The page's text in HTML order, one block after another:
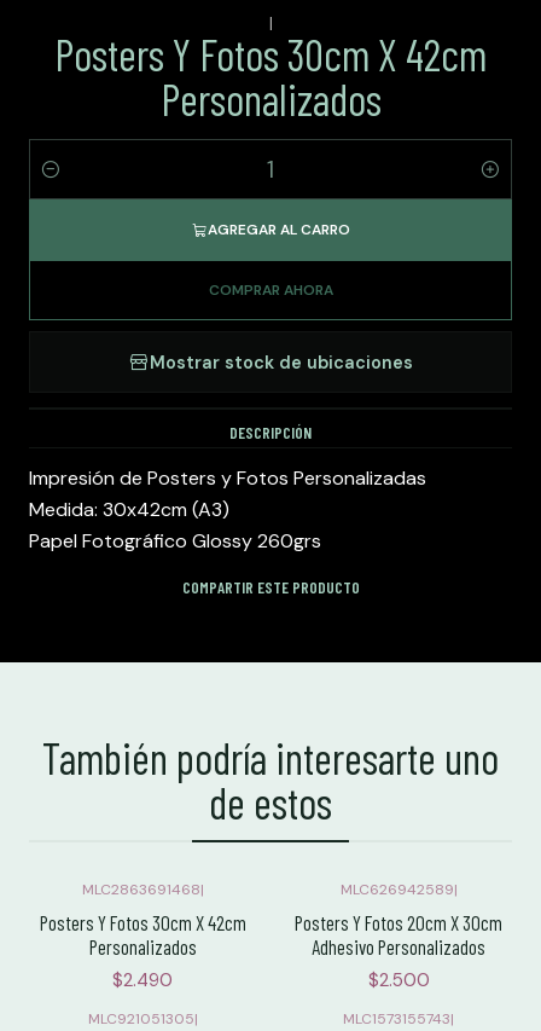
|
Posters Y Fotos 30cm X 42cm
Personalizados
Cantidad
AGREGAR AL CARRO
COMPRAR AHORA
Mostrar stock de ubicaciones
DESCRIPCIÓN
Impresión de Posters y Fotos Personalizadas
Medida: 30x42cm (A3)
Papel Fotográfico Glossy 260grs
COMPARTIR ESTE PRODUCTO
También podría interesarte uno
de estos
MLC2863691468|
Posters Y Fotos 30cm X 42cm
Personalizados
$2.490
MLC626942589|
Posters Y Fotos 20cm X 30cm
Adhesivo Personalizados
$2.500
MLC921051305| MLC1573155743|